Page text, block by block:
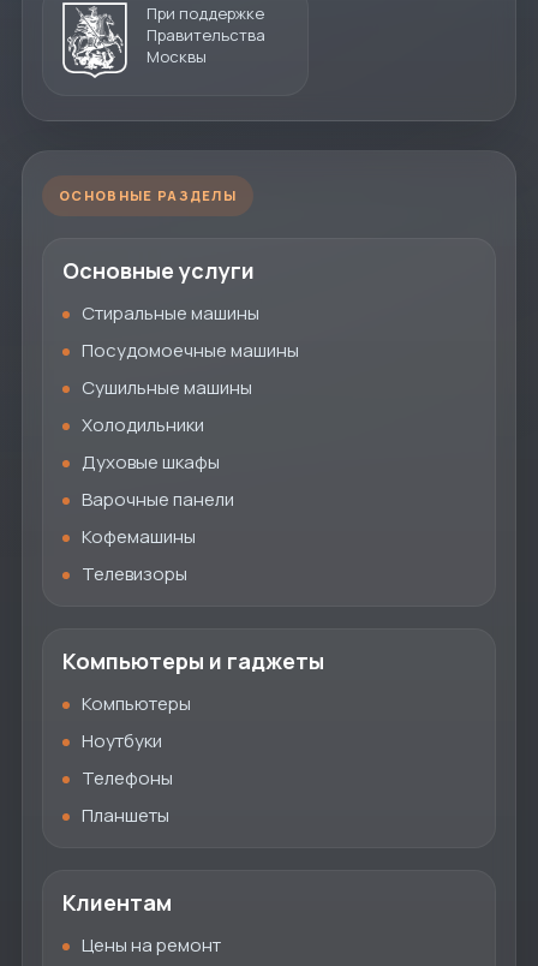
При поддержке
Правительства
Москвы
ОСНОВНЫЕ РАЗДЕЛЫ
Основные услуги
Стиральные машины
Посудомоечные машины
Сушильные машины
Холодильники
Духовые шкафы
Варочные панели
Кофемашины
Телевизоры
Компьютеры и гаджеты
Компьютеры
Ноутбуки
Телефоны
Планшеты
Клиентам
Цены на ремонт